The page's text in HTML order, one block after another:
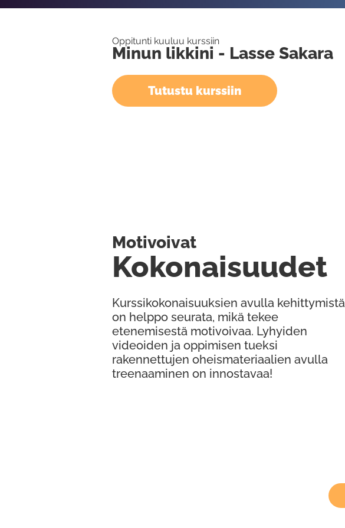
Oppitunti kuuluu kurssiin
Minun likkini - Lasse Sakara
Tutustu kurssiin
Kurssikokonaisuuksien avulla kehittymistä
on helppo seurata, mikä tekee
etenemisestä motivoivaa. Lyhyiden
videoiden ja oppimisen tueksi
rakennettujen oheismateriaalien avulla
treenaaminen on innostavaa!
Kokonaisuudet
Motivoivat